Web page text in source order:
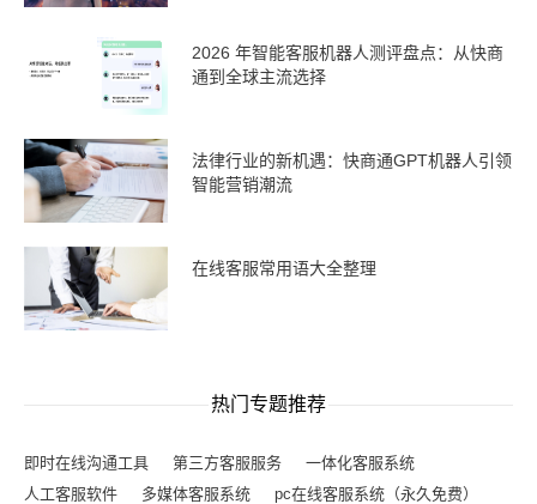
2026 年智能客服机器人测评盘点：从快商
通到全球主流选择
法律行业的新机遇：快商通GPT机器人引领
智能营销潮流
在线客服常用语大全整理
热门专题推荐
即时在线沟通工具 第三方客服服务
一体化客服系统
人工客服软件
多媒体客服系统
pc在线客服系统（永久免费）